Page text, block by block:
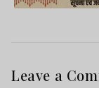
Leave a